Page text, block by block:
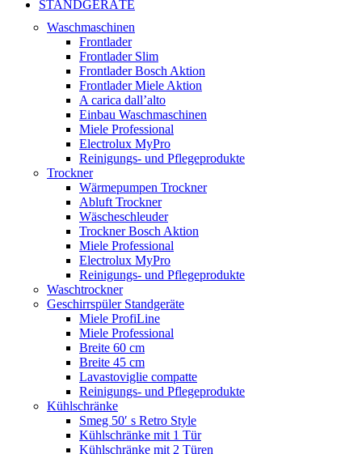
STANDGERÄTE
Waschmaschinen
Frontlader
Frontlader Slim
Frontlader Bosch Aktion
Frontlader Miele Aktion
A carica dall’alto
Einbau Waschmaschinen
Miele Professional
Electrolux MyPro
Reinigungs- und Pflegeprodukte
Trockner
Wärmepumpen Trockner
Abluft Trockner
Wäscheschleuder
Trockner Bosch Aktion
Miele Professional
Electrolux MyPro
Reinigungs- und Pflegeprodukte
Waschtrockner
Geschirrspüler Standgeräte
Miele ProfiLine
Miele Professional
Breite 60 cm
Breite 45 cm
Lavastoviglie compatte
Reinigungs- und Pflegeprodukte
Kühlschränke
Smeg 50′ s Retro Style
Kühlschränke mit 1 Tür
Kühlschränke mit 2 Türen